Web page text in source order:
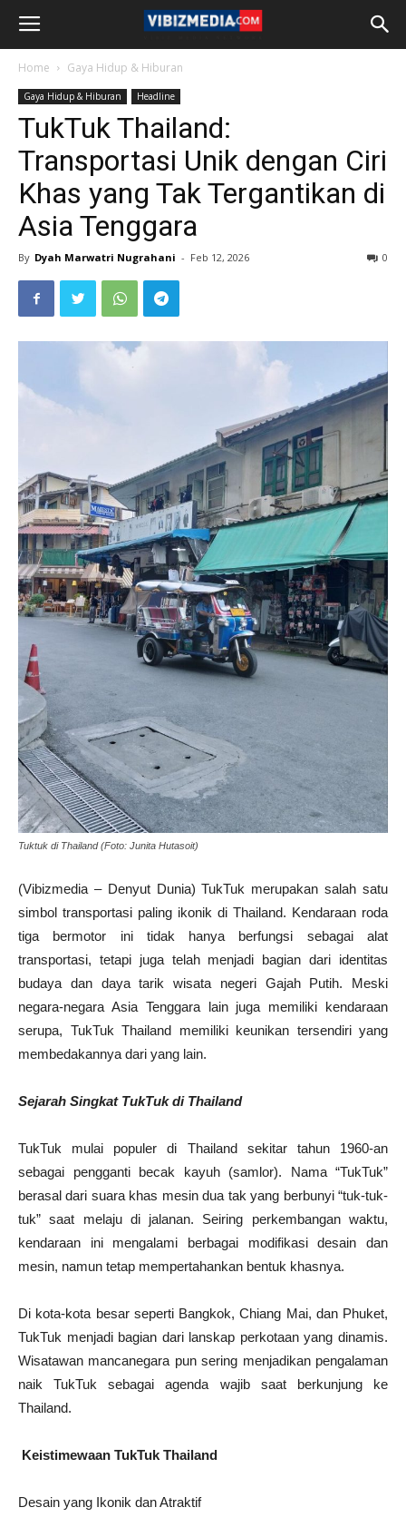
Home Gaya Hidup & Hiburan
Gaya Hidup & Hiburan Headline
TukTuk Thailand:
Transportasi Unik dengan Ciri
Khas yang Tak Tergantikan di
Asia Tenggara
By Dyah Marwatri Nugrahani - Feb 12, 2026 0
Tuktuk di Thailand (Foto: Junita Hutasoit)
(Vibizmedia – Denyut Dunia) TukTuk merupakan salah satu
simbol transportasi paling ikonik di Thailand. Kendaraan roda
tiga bermotor ini tidak hanya berfungsi sebagai alat
transportasi, tetapi juga telah menjadi bagian dari identitas
budaya dan daya tarik wisata negeri Gajah Putih. Meski
negara-negara Asia Tenggara lain juga memiliki kendaraan
serupa, TukTuk Thailand memiliki keunikan tersendiri yang
membedakannya dari yang lain.
Sejarah Singkat TukTuk di Thailand
TukTuk mulai populer di Thailand sekitar tahun 1960-an
sebagai pengganti becak kayuh (samlor). Nama “TukTuk”
berasal dari suara khas mesin dua tak yang berbunyi “tuk-tuk-
tuk” saat melaju di jalanan. Seiring perkembangan waktu,
kendaraan ini mengalami berbagai modifikasi desain dan
mesin, namun tetap mempertahankan bentuk khasnya.
Di kota-kota besar seperti Bangkok, Chiang Mai, dan Phuket,
TukTuk menjadi bagian dari lanskap perkotaan yang dinamis.
Wisatawan mancanegara pun sering menjadikan pengalaman
naik TukTuk sebagai agenda wajib saat berkunjung ke
Thailand.
Keistimewaan TukTuk Thailand
Desain yang Ikonik dan Atraktif